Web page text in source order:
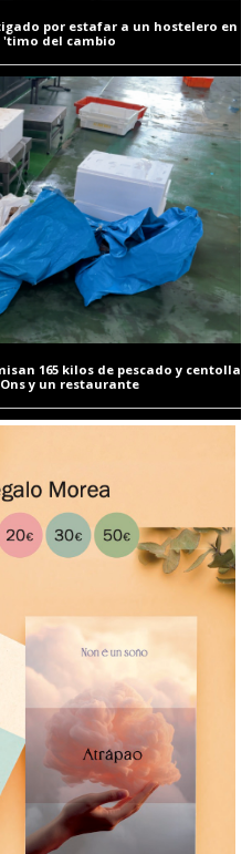
por estafar a un hostelero en
'timo del cambio
165 kilos de pescado y centolla
y un restaurante